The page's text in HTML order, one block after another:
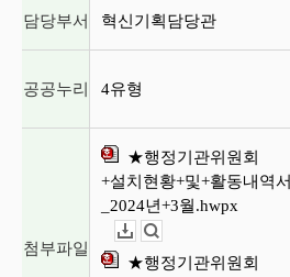
담당부서 혁신기획담당관
공공누리 4유형
첨부파일
★행정기관위원회
+설치현황+및+활동내역서
_2024년+3월.hwpx
★행정기관위원회